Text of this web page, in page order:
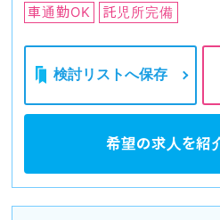
車通勤OK 託児所完備
検討リストへ保存
希望の求人を紹